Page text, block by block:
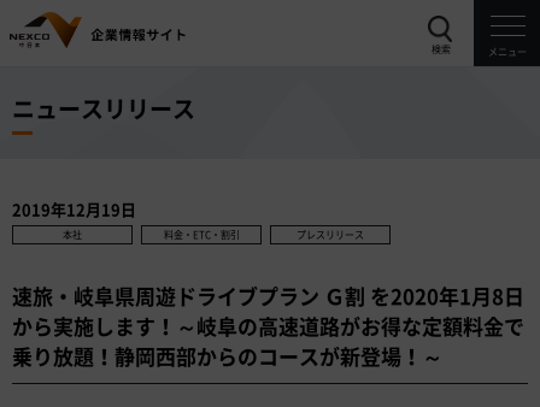
検索 メニュー
ニュースリリース
2019年12月19日
本社 料金・ETC・割引 プレスリリース
速旅・岐阜県周遊ドライブプラン Ｇ割 を2020年1月8日
から実施します！～岐阜の高速道路がお得な定額料金で
乗り放題！静岡西部からのコースが新登場！～